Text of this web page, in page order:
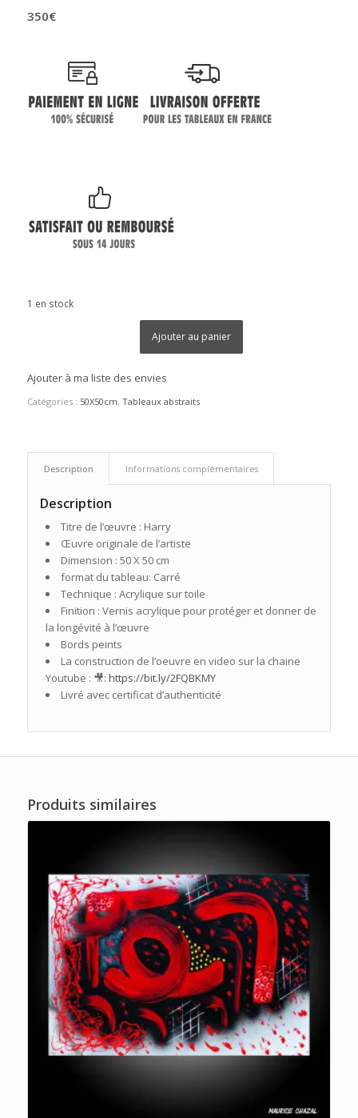
350€
1 en stock
Ajouter au panier
Ajouter à ma liste des envies
Catégories : 50X50cm, Tableaux abstraits
Description Informations complémentaires
Description
Titre de l’œuvre : Harry
Œuvre originale de l’artiste
Dimension : 50 X 50 cm
format du tableau: Carré
Technique : Acrylique sur toile
Finition : Vernis acrylique pour protéger et donner de
la longévité à l’œuvre
Bords peints
La construction de l’oeuvre en video sur la chaine
Youtube : 🎥: https://bit.ly/2FQBKMY
Livré avec certificat d’authenticité
Produits similaires